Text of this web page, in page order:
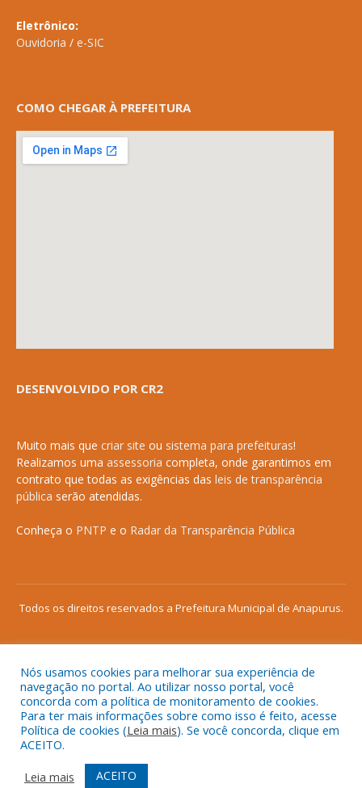
Eletrônico:
Ouvidoria / e-SIC
COMO CHEGAR À PREFEITURA
DESENVOLVIDO POR CR2
Muito mais que criar site ou sistema para prefeituras!
Realizamos uma assessoria completa, onde garantimos em
contrato que todas as exigências das leis de transparência
pública serão atendidas.
Conheça o PNTP e o Radar da Transparência Pública
Todos os direitos reservados a Prefeitura Municipal de Anapurus.
Mapa do Site
Acessar Área Administrativa
Acessar o Webmail
Nós usamos cookies para melhorar sua experiência de
navegação no portal. Ao utilizar nosso portal, você
concorda com a política de monitoramento de cookies.
Para ter mais informações sobre como isso é feito, acesse
Política de cookies (Leia mais). Se você concorda, clique em
ACEITO.
Leia mais
ACEITO